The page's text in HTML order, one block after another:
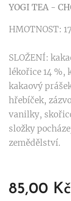
YOGI TEA -
HMOTNOST:
SLOŽENÍ:
lékořice 14 %,
kakaový
hřebíček,
vanilky,
složky
zemědělství.
85,00 Kč